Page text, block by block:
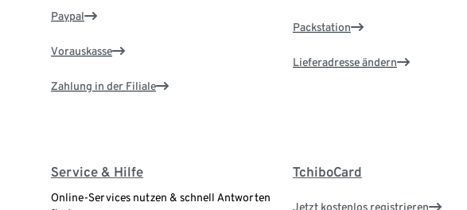
Paypal
Vorauskasse
Zahlung in der Filiale
Packstation
Lieferadresse ändern
Service & Hilfe
Online-Services nutzen & schnell Antworten
TchiboCard
Jetzt kostenlos registrieren